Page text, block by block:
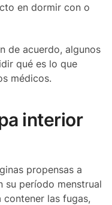
en dormir con o
de acuerdo, algunos
qué es lo que
médicos.
interior
propensas a
su período menstrual
las fugas,